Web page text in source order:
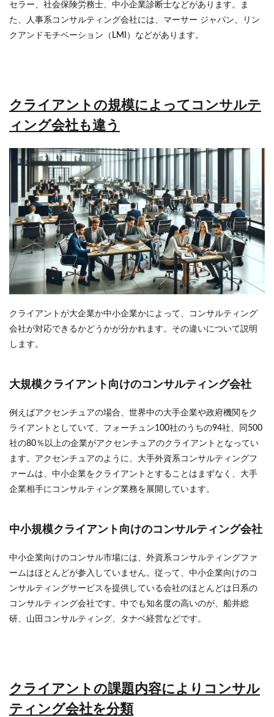
セラー、社会保険労務士、中小企業診断士などがあります。ま
た、人事系コンサルティング会社には、マーサー ジャパン、リン
クアンドモチベーション（LMI）などがあります。
クライアントの規模によってコンサルテ
ィング会社も違う
クライアントが大企業か中小企業かによって、コンサルティング
会社が対応できるかどうかが分かれます。その違いについて説明
します。
大規模クライアント向けのコンサルティング会社
例えばアクセンチュアの場合、世界中の大手企業や政府機関をク
ライアントとしていて、フォーチュン100社のうちの94社、同500
社の80％以上の企業がアクセンチュアのクライアントとなってい
ます。アクセンチュアのように、大手外資系コンサルティングフ
ァームは、中小企業をクライアントとすることはまずなく、大手
企業相手にコンサルティング業務を展開しています。
中小規模クライアント向けのコンサルティング会社
中小企業向けのコンサル市場には、外資系コンサルティングファ
ームはほとんどが参入していません。従って、中小企業向けのコ
ンサルティングサービスを提供している会社のほとんどは日系の
コンサルティング会社です。中でも知名度の高いのが、船井総
研、山田コンサルティング、タナベ経営などです。
クライアントの課題内容によりコンサル
ティング会社を分類